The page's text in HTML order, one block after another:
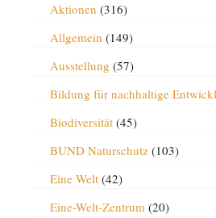
Aktionen (316)
Allgemein (149)
Ausstellung (57)
Bildung für nachhaltige
Biodiversität(45)
BUND Naturschutz(103)
Eine Welt(42)
Eine-Welt-Zentrum(20)